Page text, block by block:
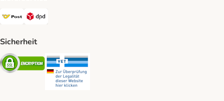
Österreichische Post Shipping Method
Sicherheit
Security